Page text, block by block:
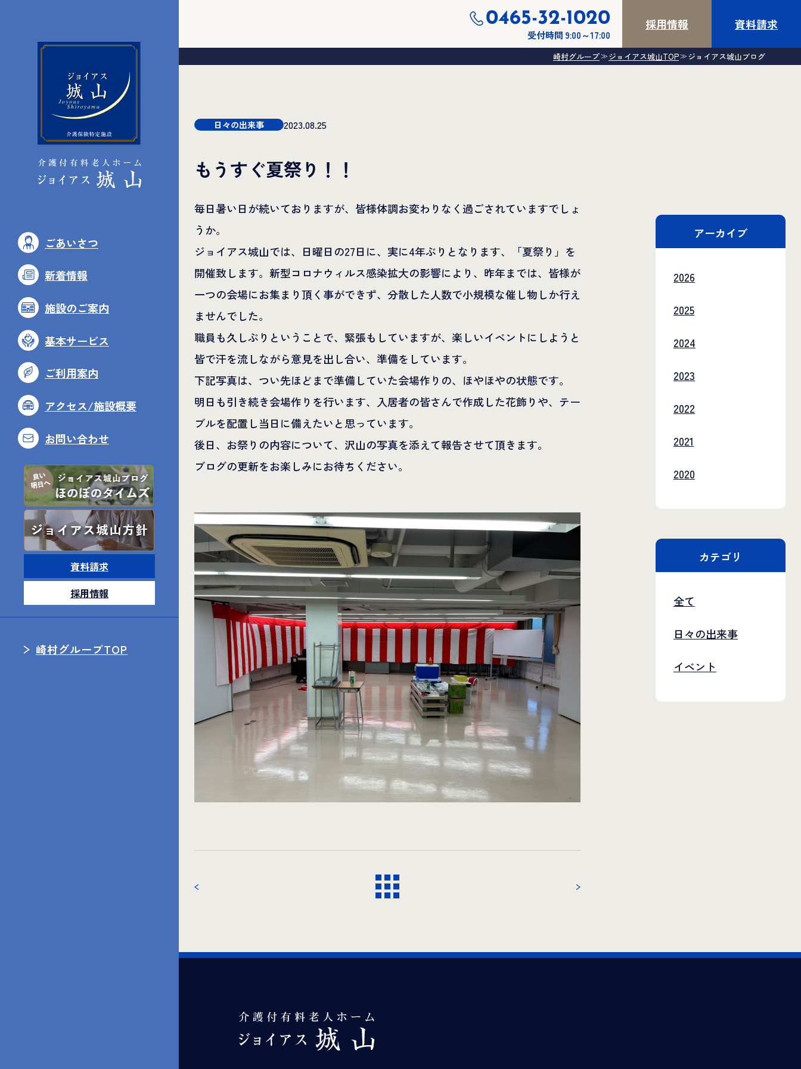
0465-32-1020
受付時間 9:00～17:00
採用情報 資料請求
ごあいさつ
新着情報
施設のご案内
基本サービス
ご利用案内
アクセス/施設概要
お問い合わせ
資料請求
採用情報
崎村グループTOP
崎村グループ≫ ジョイアス城山TOP≫ ジョイアス城山ブログ
日々の出来事 2023.08.25
もうすぐ夏祭り！！
毎日暑い日が続いておりますが、皆様体調お変わりなく過ごされていますでしょ
うか。
ジョイアス城山では、日曜日の27日に、実に4年ぶりとなります、「夏祭り」を
開催致します。新型コロナウィルス感染拡大の影響により、昨年までは、皆様が
一つの会場にお集まり頂く事ができず、分散した人数で小規模な催し物しか行え
ませんでした。
職員も久しぶりということで、緊張もしていますが、楽しいイベントにしようと
皆で汗を流しながら意見を出し合い、準備をしています。
下記写真は、つい先ほどまで準備していた会場作りの、ほやほやの状態です。
明日も引き続き会場作りを行います、入居者の皆さんで作成した花飾りや、テー
ブルを配置し当日に備えたいと思っています。
後日、お祭りの内容について、沢山の写真を添えて報告させて頂きます。
ブログの更新をお楽しみにお待ちください。
アーカイブ
2026
2025
2024
2023
2022
2021
2020
カテゴリ
全て
日々の出来事
イベント